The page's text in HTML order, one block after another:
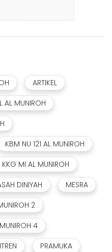
ARTIKEL
AL MUNIROH
KBM NU 121 AL MUNIROH
KKG MI AL MUNIROH
DINIYAH
MESRA
2
4
PRAMUKA